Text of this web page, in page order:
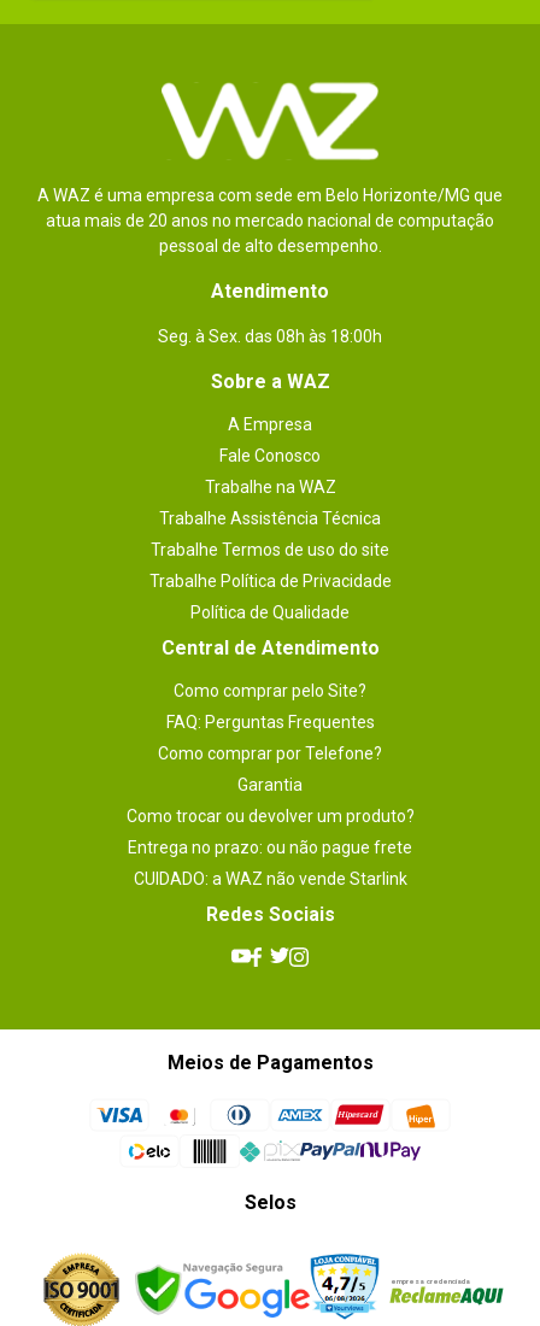
A WAZ é uma empresa com sede em Belo Horizonte/MG que
atua mais de 20 anos no mercado nacional de computação
pessoal de alto desempenho.
Atendimento
Seg. à Sex. das 08h às 18:00h
Sobre a WAZ
A Empresa
Fale Conosco
Trabalhe na WAZ
Trabalhe Assistência Técnica
Trabalhe Termos de uso do site
Trabalhe Política de Privacidade
Política de Qualidade
Central de Atendimento
Como comprar pelo Site?
FAQ: Perguntas Frequentes
Como comprar por Telefone?
Garantia
Como trocar ou devolver um produto?
Entrega no prazo: ou não pague frete
CUIDADO: a WAZ não vende Starlink
Redes Sociais
Meios de Pagamentos
Selos